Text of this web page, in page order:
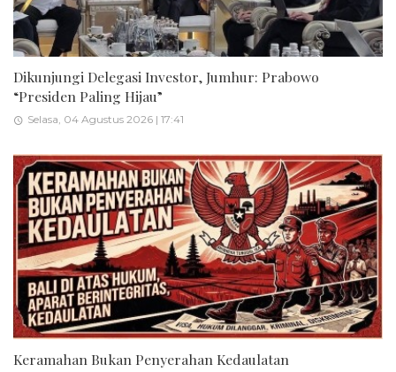
Dikunjungi Delegasi Investor, Jumhur: Prabowo
“Presiden Paling Hijau”
Selasa, 04 Agustus 2026 | 17:41
Keramahan Bukan Penyerahan Kedaulatan